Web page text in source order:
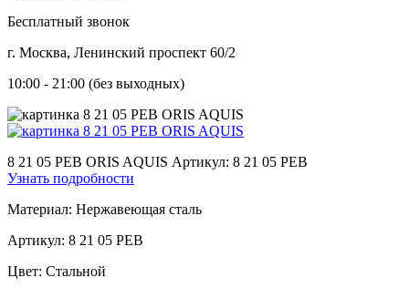
Бесплатный звонок
г. Москва, Ленинский проспект 60/2
10:00 - 21:00 (без выходных)
8 21 05 PEB ORIS AQUIS Артикул: 8 21 05 PEB
Узнать подробности
Материал: Нержавеющая сталь
Артикул: 8 21 05 PEB
Цвет: Стальной